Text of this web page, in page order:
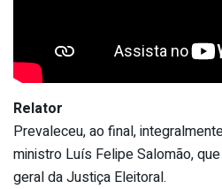
Relator
Prevaleceu, ao final,
ministro Luís Felipe Salomão,
geral da Justiça Eleitoral.